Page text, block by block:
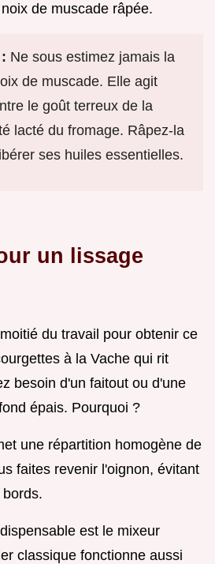
de muscade râpée.
Ne sous estimez jamais la
de muscade. Elle agit
le goût terreux de la
lacté du fromage. Râpez-la
ses huiles essentielles.
un lissage
du travail pour obtenir ce
à la Vache qui rit
besoin d'un faitout ou d'une
épais. Pourquoi ?
une répartition homogène de
faites revenir l'oignon, évitant
est le mixeur
classique fonctionne aussi